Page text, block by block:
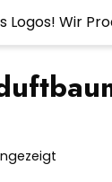
Logos! Wir